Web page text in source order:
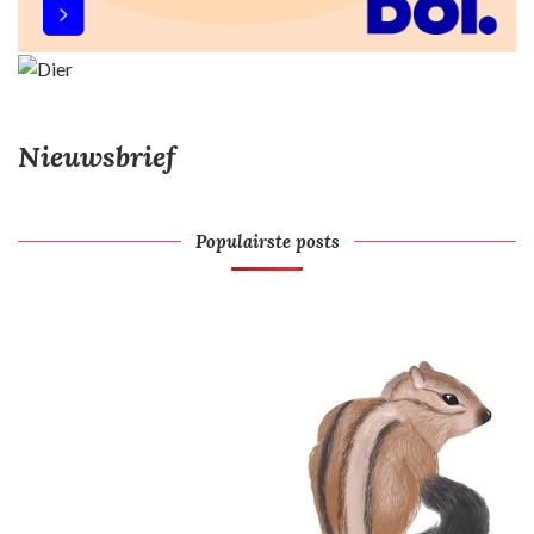
Nieuwsbrief
Populairste posts